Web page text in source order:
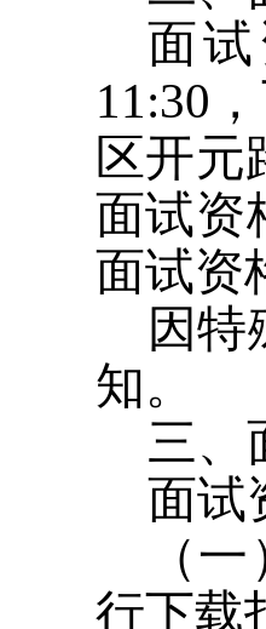
面
11:30
区开元
面试资
面试资
因
知。
三、
面试
（
行下载